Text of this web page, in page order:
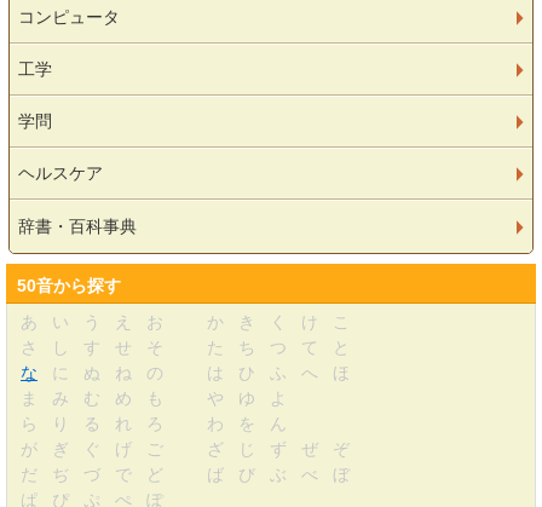
コンピュータ
工学
学問
ヘルスケア
辞書・百科事典
50音から探す
あ
い う え お か き く け
こ
さ
し す せ そ た ち つ て
と
な
に ぬ ね の は ひ ふ へ
ほ
ま
み む め も や ゆ
よ
ら
り る れ ろ わ を
ん
が
ぎ ぐ げ ご ざ じ ず ぜ
ぞ
だ
ぢ づ で ど ば び ぶ べ
ぼ
ぱ
ぴ ぷ ぺ ぽ